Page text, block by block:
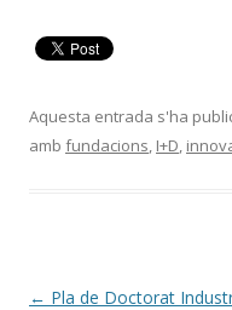
Aquesta entrada s'ha
amb fundacions, I+D,
Navegació
← Pla de Doctorat